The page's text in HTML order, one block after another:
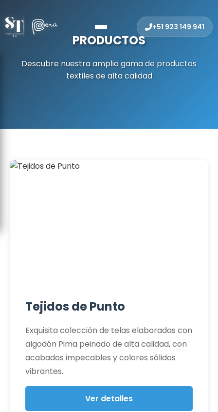
+51 923 149 941
PRODUCTOS
Descubre nuestra amplia gama de productos
textiles de alta calidad
Tejidos de Punto
Exquisita colección de telas elaboradas con
algodón Pima peinado de alta calidad, con
acabados impecables y colores sólidos
vibrantes.
Ver detalles